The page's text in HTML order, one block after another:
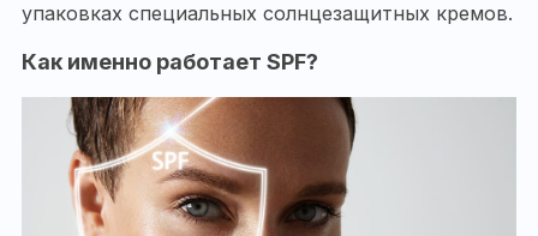
упаковках специальных солнцезащитных кремов.
Как именно работает SPF?